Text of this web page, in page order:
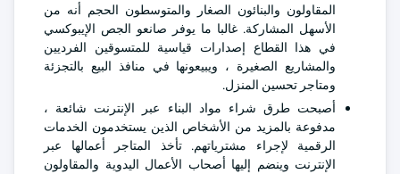
المقاولون والبنائون الصغار والمتوسطون الحجم أنه من
الأسهل المشاركة. غالبا ما يوفر صانعو الجص الإيبوكسي
في هذا القطاع إصدارات قياسية للمتسوقين الفرديين
والمشاريع الصغيرة ، ويبيعونها في منافذ البيع بالتجزئة
ومتاجر تحسين المنزل.
أصبحت طرق شراء مواد البناء عبر الإنترنت شائعة ،
مدفوعة بالمزيد من الأشخاص الذين يستخدمون الخدمات
الرقمية لإجراء مشترياتهم. تأخذ المتاجر أعمالها عبر
الإنترنت وينضم إليها أصحاب الأعمال اليدوية والمقاولون